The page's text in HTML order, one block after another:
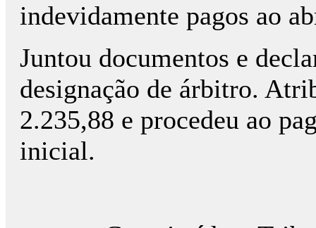
indevidamente pagos ao
Juntou documentos e
designação de árbitro.
2.235,88 e procedeu ao
inicial.